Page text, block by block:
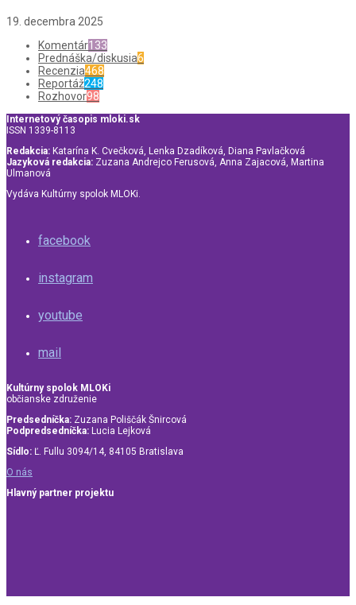
19. decembra 2025
Komentár133
Prednáška/diskusia6
Recenzia468
Reportáž248
Rozhovor98
Internetový časopis mloki.sk
ISSN 1339-8113
Redakcia: Katarína K. Cvečková, Lenka Dzadíková, Diana Pavlačková
Jazyková redakcia: Zuzana Andrejco Ferusová, Anna Zajacová, Martina
Ulmanová
Vydáva Kultúrny spolok MLOKi.
facebook
instagram
youtube
mail
Kultúrny spolok MLOKi
občianske združenie
Predsedníčka: Zuzana Poliščák Šnircová
Podpredsedníčka: Lucia Lejková
Sídlo: Ľ. Fullu 3094/14, 84105 Bratislava
O nás
Hlavný partner projektu